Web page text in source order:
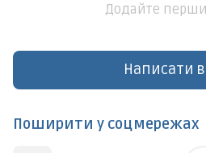
Додайте
Написати
Поширити у соцмережах